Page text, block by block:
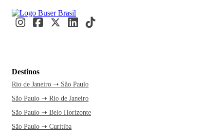
Destinos
Rio de Janeiro ➝ São Paulo
São Paulo ➝ Rio de Janeiro
São Paulo ➝ Belo Horizonte
São Paulo ➝ Curitiba